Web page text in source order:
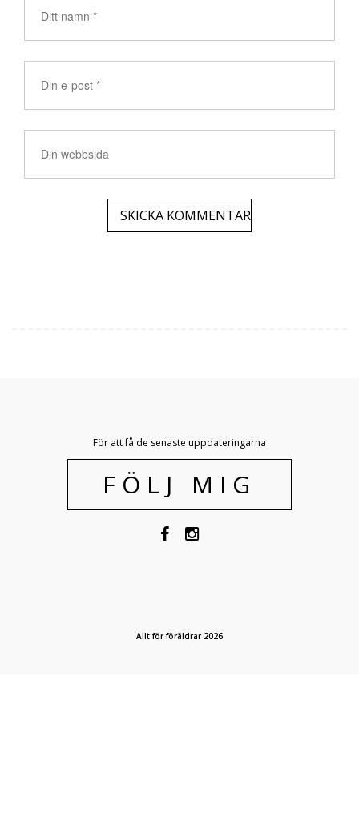
För att få de senaste uppdateringarna
FÖLJ MIG
Allt för föräldrar 2026